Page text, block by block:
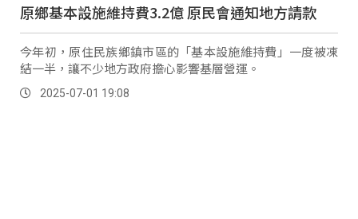
原鄉基本設施維持費3.2億 原民會通知地方請款
今年初，原住民族鄉鎮市區的「基本設施維持費」一度被凍
結一半，讓不少地方政府擔心影響基層營運。
2025-07-01 19:08